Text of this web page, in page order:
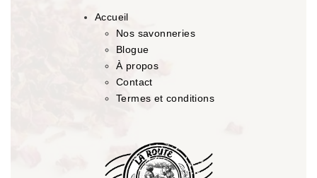
Accueil
Nos savonneries
Blogue
À propos
Contact
Termes et conditions